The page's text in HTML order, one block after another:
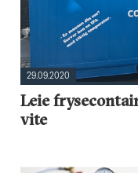
29.09.2020
Leie
vite